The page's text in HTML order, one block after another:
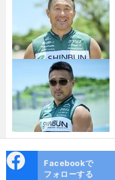
ok
Facebookで
フォローする